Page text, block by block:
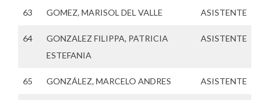
63 GOMEZ, MARISOL DEL VALLE ASISTENTE
64
GONZALEZ FILIPPA, PATRICIA
ESTEFANIA
ASISTENTE
65 GONZÁLEZ, MARCELO ANDRES ASISTENTE